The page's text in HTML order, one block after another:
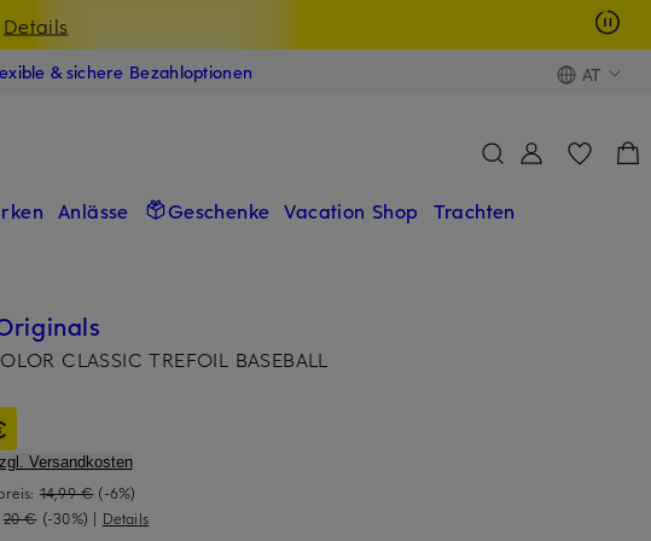
Details
& sichere Bezahloptionen AT
Anlässe Geschenke Vacation Shop Trachten
CLASSIC TREFOIL BASEBALL
Versandkosten
14,99 € (-6%)
20 € (-30%) | Details